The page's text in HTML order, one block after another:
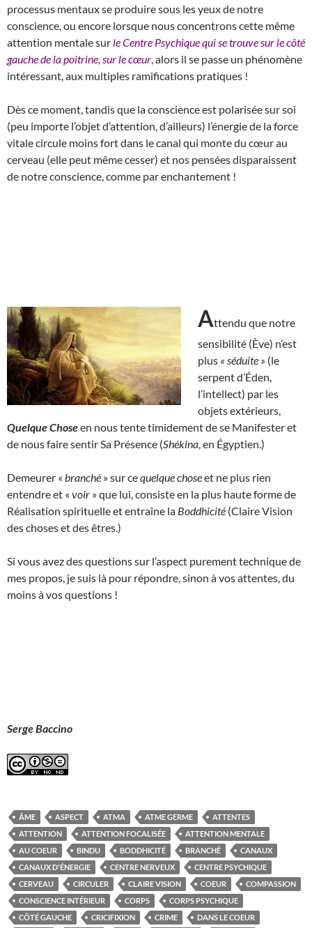
processus mentaux se produire sous les yeux de notre
conscience, ou encore lorsque nous concentrons cette même
attention mentale sur le Centre Psychique qui se trouve sur le côté
gauche de la poitrine, sur le cœur , alors il se passe un phénomène
intéressant, aux multiples ramifications pratiques !
Dès ce moment, tandis que la conscience est polarisée sur soi
(peu importe l’objet d’attention, d’ailleurs) l’énergie de la force
vitale circule moins fort dans le canal qui monte du cœur au
cerveau (elle peut même cesser) et nos pensées disparaissent
de notre conscience, comme par enchantement !
Attendu que notre
sensibilité (Ève) n’est
plus « séduite » (le
serpent d’Éden,
l’intellect) par les
objets extérieurs,
Quelque Choseen nous tente timidement de se Manifester et
de nous faire sentir Sa Présence (Shékina , en Égyptien.)
Demeurer « branché » sur cequelque choseet ne plus rien
entendre et « voir » que lui, consiste en la plus haute forme de
Réalisation spirituelle et entraîne la Boddhicité (Claire Vision
des choses et des êtres.)
Si vous avez des questions sur l’aspect purement technique de
mes propos, je suis là pour répondre, sinon à vos attentes, du
moins à vos questions !
Serge Baccino
ÂME ASPECT ATMA ATME GERME
ATTENTES
ATTENTION
ATTENTION FOCALISÉE
ATTENTION MENTALE
AU COEUR
BINDU BODDHICITÉ BRANCHÉ
CANAUX
CANAUX D'ÉNERGIE
CENTRE NERVEUX
CENTRE PSYCHIQUE
CERVEAU
CIRCULER CLAIRE VISION COEUR
COMPASSION
CONSCIENCE INTÉRIEUR
CORPS
CORPS PSYCHIQUE
CÔTÉ GAUCHE
CRICIFIXION CRIME
DANS LE COEUR